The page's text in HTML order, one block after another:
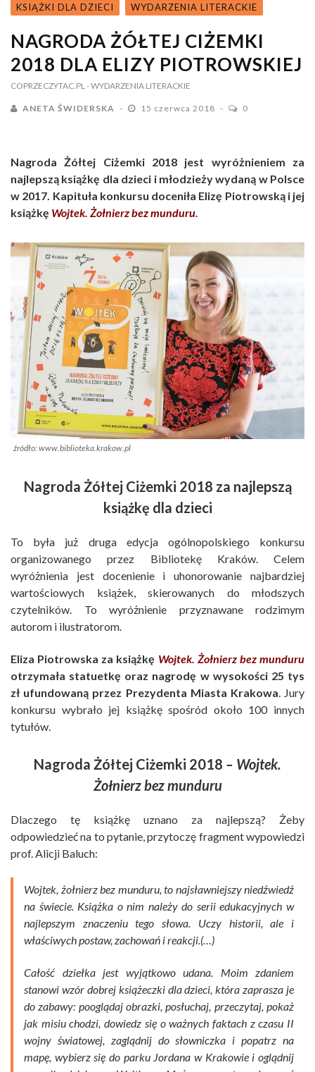
KSIĄŻKI DLA DZIECI WYDARZENIA LITERACKIE
NAGRODA ŻÓŁTEJ CIŻEMKI
2018 DLA ELIZY PIOTROWSKIEJ
COPRZECZYTAC.PL - WYDARZENIA LITERACKIE
ANETA ŚWIDERSKA 15 czerwca 2018 0
Nagroda Żółtej Ciżemki 2018 jest wyróżnieniem za
najlepszą książkę dla dzieci i młodzieży wydaną w Polsce
w 2017. Kapituła konkursu doceniła Elizę Piotrowską i jej
książkę Wojtek. Żołnierz bez munduru.
źródło: www.biblioteka.krakow.pl
Nagroda Żółtej Ciżemki 2018 za najlepszą
książkę dla dzieci
To była już druga edycja ogólnopolskiego konkursu
organizowanego przez Bibliotekę Kraków. Celem
wyróżnienia jest docenienie i uhonorowanie najbardziej
wartościowych książek, skierowanych do młodszych
czytelników. To wyróżnienie przyznawane rodzimym
autorom i ilustratorom.
Eliza Piotrowska za książkę Wojtek. Żołnierz bez munduru
otrzymała statuetkę oraz nagrodę w wysokości 25 tys
zł ufundowaną przez Prezydenta Miasta Krakowa. Jury
konkursu wybrało jej książkę spośród około 100 innych
tytułów.
Nagroda Żółtej Ciżemki 2018 – Wojtek.
Żołnierz bez munduru
Dlaczego tę książkę uznano za najlepszą? Żeby
odpowiedzieć na to pytanie, przytoczę fragment wypowiedzi
prof. Alicji Baluch:
Wojtek, żołnierz bez munduru, to najsławniejszy niedźwiedź
na świecie. Książka o nim należy do serii edukacyjnych w
najlepszym znaczeniu tego słowa. Uczy historii, ale i
właściwych postaw, zachowań i reakcji.(…)
Całość dziełka jest wyjątkowo udana. Moim zdaniem
stanowi wzór dobrej książeczki dla dzieci, która zaprasza je
do zabawy: pooglądaj obrazki, posłuchaj, przeczytaj, pokaż
jak misiu chodzi, dowiedz się o ważnych faktach z czasu II
wojny światowej, zaglądnij do słowniczka i popatrz na
mapę, wybierz się do parku Jordana w Krakowie i oglądnij